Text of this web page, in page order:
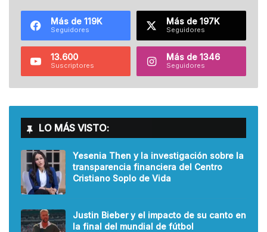
Más de 119K
Seguidores
Más de 197K
Seguidores
13.600
Suscriptores
Más de 1346
Seguidores
LO MÁS VISTO:
Yesenia Then y la investigación sobre la
transparencia financiera del Centro
Cristiano Soplo de Vida
Justin Bieber y el impacto de su canto en
la final del mundial de fútbol